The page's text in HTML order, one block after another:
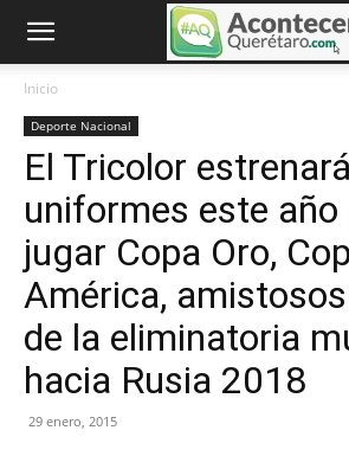
Inicio
Deporte Nacional
El Tricolor estrenará
uniformes este año
jugar Copa Oro,
América,
de la eliminatoria
hacia Rusia 2018
29 enero, 2015